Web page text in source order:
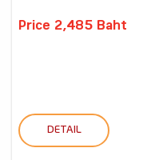
Price 2,485 Baht
DETAIL